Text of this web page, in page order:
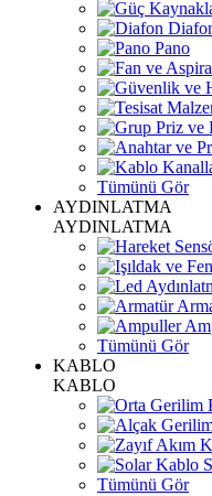
Pano
Tümünü Gör
AYDINLATMA
AYDINLATMA
Tümünü Gör
KABLO
KABLO
Tümünü Gör